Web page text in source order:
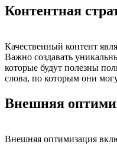
Контентная
Качественный контент
Важно создавать
которые будут полезны
слова, по которым они
Внешняя
Внешняя оптимизация